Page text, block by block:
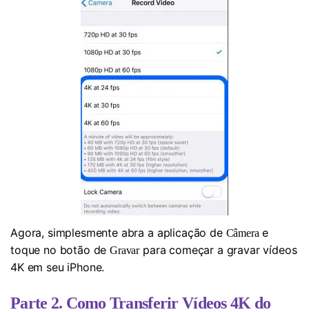
Agora, simplesmente abra a aplicação de Câmerae
toque no botão deGravarpara começar a gravar vídeos
4K em seu iPhone.
Parte 2. Como Transferir Vídeos 4K do